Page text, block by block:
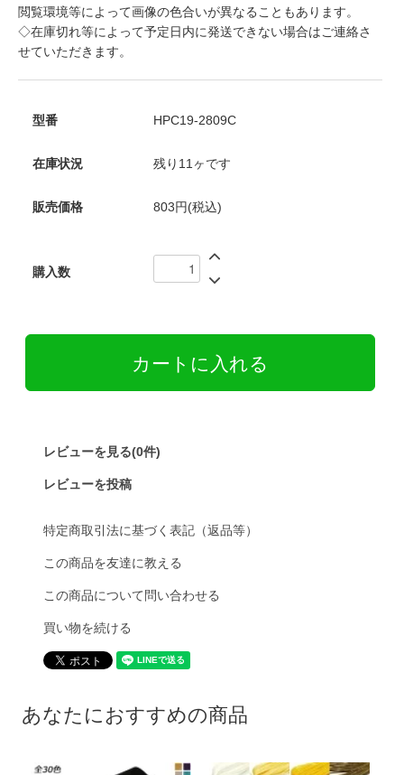
閲覧環境等によって画像の色合いが異なることもあります。
◇在庫切れ等によって予定日内に発送できない場合はご連絡さ
せていただきます。
型番 HPC19-2809C
在庫状況 残り11ヶです
販売価格 803円(税込)
購入数
レビューを見る(0件)
レビューを投稿
特定商取引法に基づく表記（返品等）
この商品を友達に教える
この商品について問い合わせる
買い物を続ける
あなたにおすすめの商品